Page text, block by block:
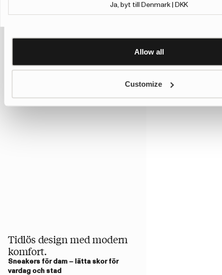
Allow all
Customize
Tidlös design med modern
komfort.
Sneakers för dam – lätta skor för
vardag och stad
Ja, byt till Denmark | DKK